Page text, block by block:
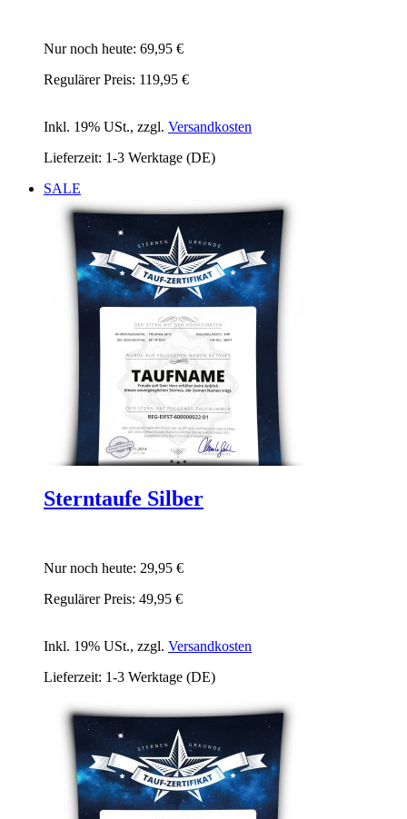
Nur noch heute: 69,95 €
Regulärer Preis: 119,95 €
Inkl. 19% USt., zzgl. Versandkosten
Lieferzeit: 1-3 Werktage (DE)
SALE
Sterntaufe Silber
Nur noch heute: 29,95 €
Regulärer Preis: 49,95 €
Inkl. 19% USt., zzgl. Versandkosten
Lieferzeit: 1-3 Werktage (DE)